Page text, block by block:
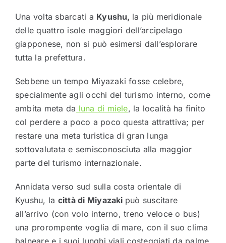
Una volta sbarcati a Kyushu, la più meridionale
delle quattro isole maggiori dell’arcipelago
giapponese, non si può esimersi dall’esplorare
tutta la prefettura.
Sebbene un tempo Miyazaki fosse celebre,
specialmente agli occhi del turismo interno, come
ambita meta da luna di miele, la località ha finito
col perdere a poco a poco questa attrattiva; per
restare una meta turistica di gran lunga
sottovalutata e semisconosciuta alla maggior
parte del turismo internazionale.
Annidata verso sud sulla costa orientale di
Kyushu, la città di Miyazaki può suscitare
all’arrivo (con volo interno, treno veloce o bus)
una prorompente voglia di mare, con il suo clima